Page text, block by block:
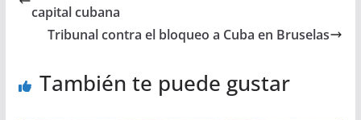
capital cubana
Tribunal contra el bloqueo a Cuba en Bruselas
También te puede gustar